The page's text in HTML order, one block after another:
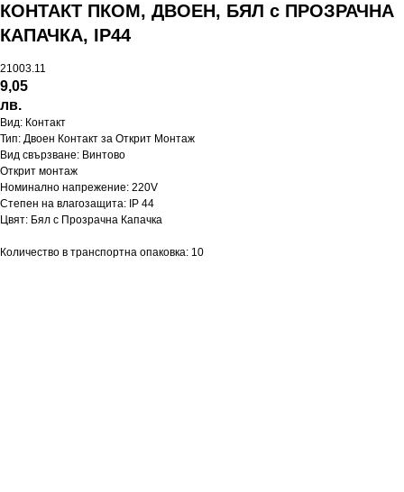
КОНТАКТ ПКОМ, ДВОЕН, БЯЛ с ПРОЗРАЧНА
КАПАЧКА, IP44
21003.11
9,05
лв.
Вид: Контакт
Тип: Двоен Контакт за Открит Монтаж
Вид свързване: Винтово
Открит монтаж
Номинално напрежение: 220V
Степен на влагозащита: IP 44
Цвят: Бял с Прозрачна Капачка
Количество в транспортна опаковка: 10